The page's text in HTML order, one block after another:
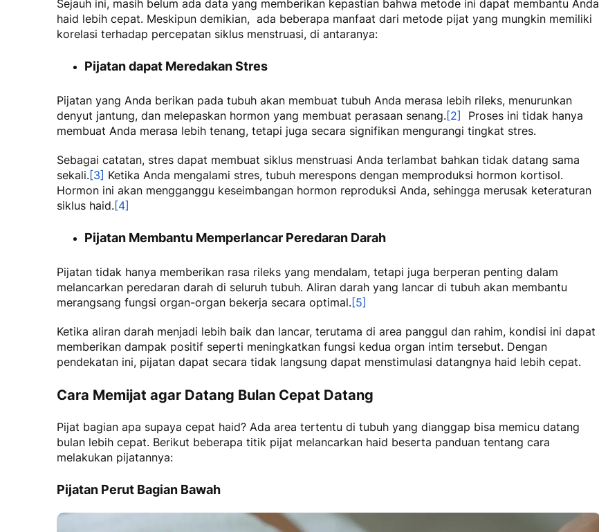
Sejauh ini, masih belum ada data yang memberikan kepastian bahwa metode ini dapat membantu Anda
haid lebih cepat. Meskipun demikian, ada beberapa manfaat dari metode pijat yang mungkin memiliki
korelasi terhadap percepatan siklus menstruasi, di antaranya:
Pijatan dapat Meredakan Stres
Pijatan yang Anda berikan pada tubuh akan membuat tubuh Anda merasa lebih rileks, menurunkan
denyut jantung, dan melepaskan hormon yang membuat perasaan senang.[2] Proses ini tidak hanya
membuat Anda merasa lebih tenang, tetapi juga secara signifikan mengurangi tingkat stres.
Sebagai catatan, stres dapat membuat siklus menstruasi Anda terlambat bahkan tidak datang sama
sekali.[3] Ketika Anda mengalami stres, tubuh merespons dengan memproduksi hormon kortisol.
Hormon ini akan mengganggu keseimbangan hormon reproduksi Anda, sehingga merusak keteraturan
siklus haid.[4]
Pijatan Membantu Memperlancar Peredaran Darah
Pijatan tidak hanya memberikan rasa rileks yang mendalam, tetapi juga berperan penting dalam
melancarkan peredaran darah di seluruh tubuh. Aliran darah yang lancar di tubuh akan membantu
merangsang fungsi organ-organ bekerja secara optimal.[5]
Ketika aliran darah menjadi lebih baik dan lancar, terutama di area panggul dan rahim, kondisi ini dapat
memberikan dampak positif seperti meningkatkan fungsi kedua organ intim tersebut. Dengan
pendekatan ini, pijatan dapat secara tidak langsung dapat menstimulasi datangnya haid lebih cepat.
Cara Memijat agar Datang Bulan Cepat Datang
Pijat bagian apa supaya cepat haid? Ada area tertentu di tubuh yang dianggap bisa memicu datang
bulan lebih cepat. Berikut beberapa titik pijat melancarkan haid beserta panduan tentang cara
melakukan pijatannya:
Pijatan Perut Bagian Bawah